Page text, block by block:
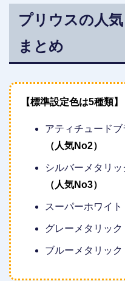
プリウスの人
まとめ
【標準設定色は5種類】
アティチュード
（人気No2）
シルバーメタリッ
（人気No3）
スーパーホワイ
グレーメタリック
ブルーメタリック